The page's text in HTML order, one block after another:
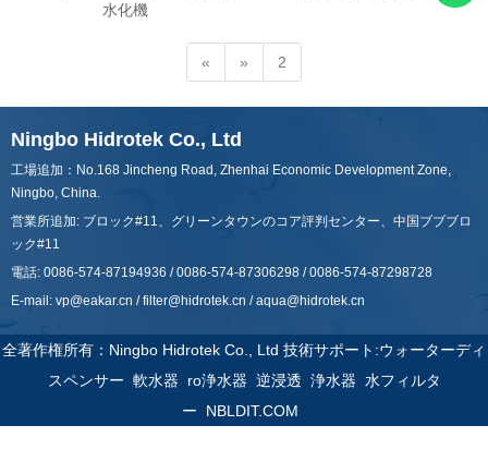
水化機
« » 2
Ningbo Hidrotek Co., Ltd
工場追加：No.168 Jincheng Road, Zhenhai Economic Development Zone,
Ningbo, China.
営業所追加: ブロック#11、グリーンタウンのコア評判センター、中国ブブブロ
ック#11
電話: 0086-574-87194936 / 0086-574-87306298 / 0086-574-87298728
E-mail: vp@eakar.cn /filter@hidrotek.cn /aqua@hidrotek.cn
全著作権所有：Ningbo Hidrotek Co., Ltd 技術サポート:ウォーターディ
スペンサー 軟水器 ro浄水器 逆浸透 浄水器 水フィルタ
ー NBLDIT.COM